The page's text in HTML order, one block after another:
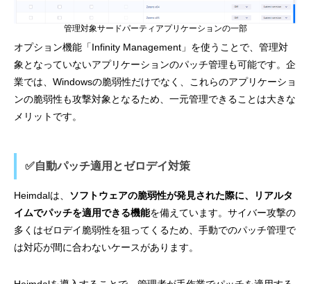
管理対象サードパーティアプリケーションの一部
オプション機能「Infinity Management」を使うことで、管理対
象となっていないアプリケーションのパッチ管理も可能です。企
業では、Windowsの脆弱性だけでなく、これらのアプリケーショ
ンの脆弱性も攻撃対象となるため、一元管理できることは大きな
メリットです。
✅自動パッチ適用とゼロデイ対策
Heimdalは、 ソフトウェアの脆弱性が発見された際に、リアルタ
イムでパッチを適用できる機能を備えています。サイバー攻撃の
多くはゼロデイ脆弱性を狙ってくるため、手動でのパッチ管理で
は対応が間に合わないケースがあります。